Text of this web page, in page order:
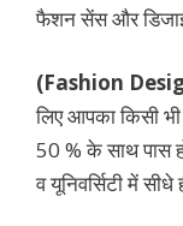
फैशन सेंस और
(Fashion
लिए आपका किसी
50 % के साथ पास
व यूनिवर्सिटी में